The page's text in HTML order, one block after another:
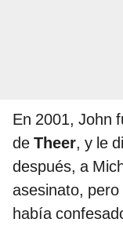
En 2001, John
de Theer, y le
después, a
asesinato,
había